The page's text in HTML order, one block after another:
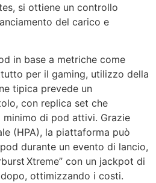
si ottiene un controllo
del carico e
in base a metriche come
per il gaming, utilizzo della
tipica prevede un
con replica set che
minimo di pod attivi. Grazie
(HPA), la piattaforma può
durante un evento di lancio,
Xtreme” con un jackpot di
ottimizzando i costi.